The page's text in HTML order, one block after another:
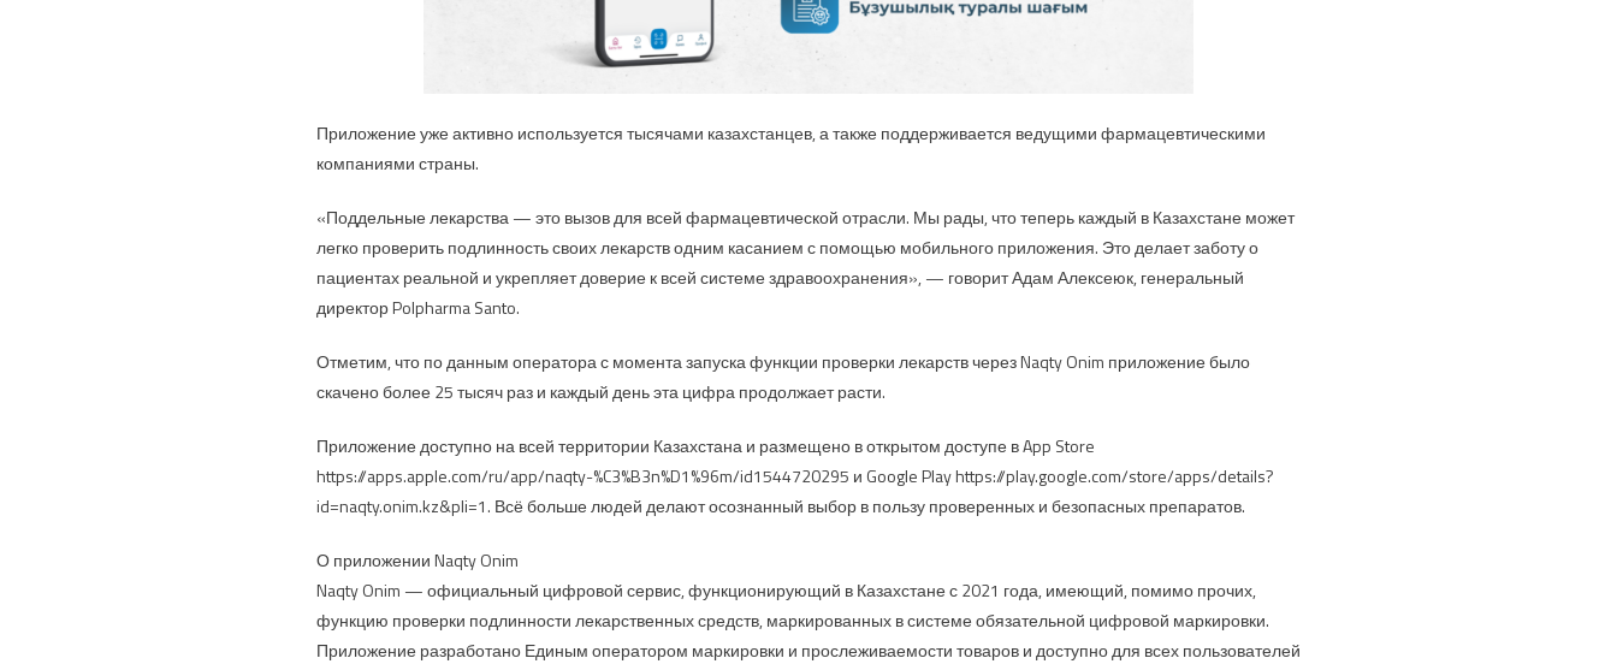
Приложение уже активно используется тысячами казахстанцев, а также поддерживается ведущими фармацевтическими
компаниями страны.
«Поддельные лекарства — это вызов для всей фармацевтической отрасли. Мы рады, что теперь каждый в Казахстане может
легко проверить подлинность своих лекарств одним касанием с помощью мобильного приложения. Это делает заботу о
пациентах реальной и укрепляет доверие к всей системе здравоохранения», — говорит Адам Алексеюк, генеральный
директор Polpharma Santo.
Отметим, что по данным оператора с момента запуска функции проверки лекарств через Naqty Onim приложение было
скачено более 25 тысяч раз и каждый день эта цифра продолжает расти.
Приложение доступно на всей территории Казахстана и размещено в открытом доступе в App Store
https://apps.apple.com/ru/app/naqty-%C3%B3n%D1%96m/id1544720295 и Google Play https://play.google.com/store/apps/details?
id=naqty.onim.kz&pli=1. Всё больше людей делают осознанный выбор в пользу проверенных и безопасных препаратов.
О приложении Naqty Onim
Naqty Onim — официальный цифровой сервис, функционирующий в Казахстане с 2021 года, имеющий, помимо прочих,
функцию проверки подлинности лекарственных средств, маркированных в системе обязательной цифровой маркировки.
Приложение разработано Единым оператором маркировки и прослеживаемости товаров и доступно для всех пользователей